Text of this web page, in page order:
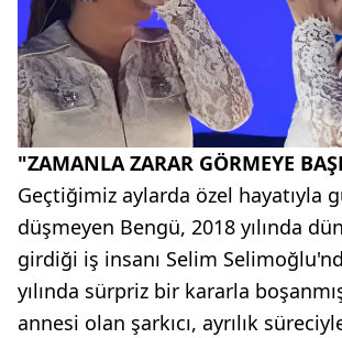
"ZAMANLA ZARAR GÖRMEYE
Geçtiğimiz aylarda özel hayatıyla
düşmeyen Bengü, 2018 yılında
girdiği iş insanı Selim
yılında sürpriz bir kararla
annesi olan şarkıcı, ayrılık